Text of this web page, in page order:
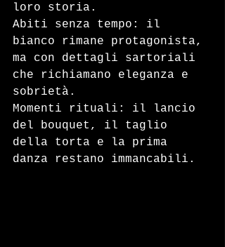
loro storia.
Abiti senza tempo: il
bianco rimane protagonista,
ma con dettagli sartoriali
che richiamano eleganza e
sobrietà.
Momenti rituali: il lancio
del bouquet, il taglio
della torta e la prima
danza restano immancabili.